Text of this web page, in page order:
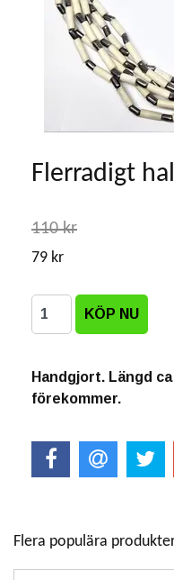
Flerradigt
110 kr
79 kr
Handgjort. Längd
förekommer.
Flera populära